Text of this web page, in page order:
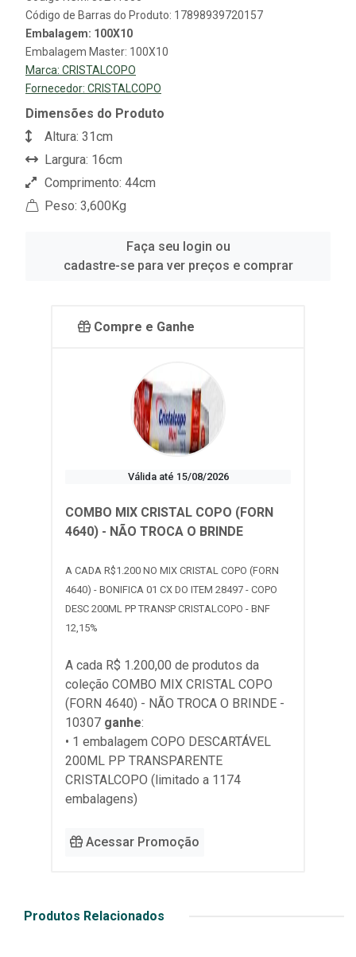
Código de Barras do Produto: 17898939720157
Embalagem: 100X10
Embalagem Master: 100X10
Marca: CRISTALCOPO
Fornecedor: CRISTALCOPO
Dimensões do Produto
Altura: 31cm
Largura: 16cm
Comprimento: 44cm
Peso: 3,600Kg
Faça seu login ou
cadastre-se para ver preços e comprar
Compre e Ganhe
Válida até 15/08/2026
COMBO MIX CRISTAL COPO (FORN
4640) - NÃO TROCA O BRINDE
A CADA R$1.200 NO MIX CRISTAL COPO (FORN
4640) - BONIFICA 01 CX DO ITEM 28497 - COPO
DESC 200ML PP TRANSP CRISTALCOPO - BNF
12,15%
A cada R$ 1.200,00 de produtos da
coleção COMBO MIX CRISTAL COPO
(FORN 4640) - NÃO TROCA O BRINDE -
10307 ganhe:
• 1 embalagem COPO DESCARTÁVEL
200ML PP TRANSPARENTE
CRISTALCOPO (limitado a 1174
embalagens)
Acessar Promoção
Produtos Relacionados